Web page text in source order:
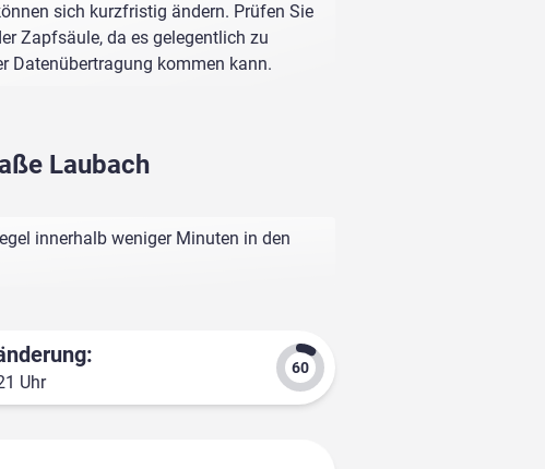
sich kurzfristig ändern. Prüfen Sie
Zapfsäule, da es gelegentlich zu
Datenübertragung kommen kann.
Laubach
innerhalb weniger Minuten in den
Uhr